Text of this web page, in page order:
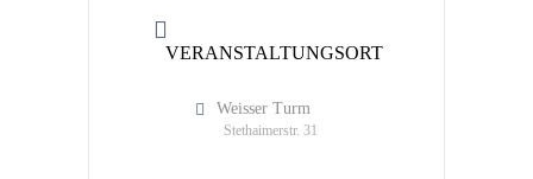
VERANSTALTUNGSORT
Weisser Turm
Stethaimerstr. 31